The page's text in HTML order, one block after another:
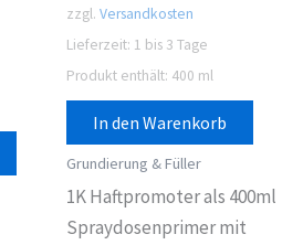
zzgl. Versandkosten
Lieferzeit: 1 bis 3 Tage
Produkt enthält: 400 ml
In den Warenkorb
Grundierung & Füller
1K Haftpromoter als 400ml
Spraydosenprimer mit